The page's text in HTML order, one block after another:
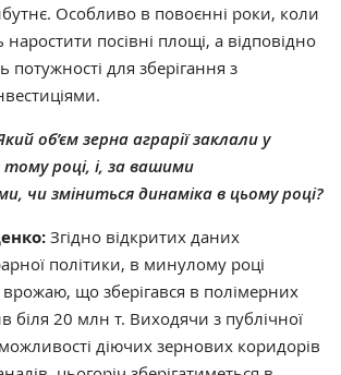
Особливо в повоєнні роки, коли
посівні площі, а відповідно
потужності для зберігання з
об’єм зерна аграрії заклали у
тому році, і, за вашими
чи зміниться динаміка в цьому році?
Згідно відкритих даних
політики, в минулому році
врожаю, що зберігався в полімерних
біля 20 млн т. Виходячи з публічної
діючих зернових коридорів